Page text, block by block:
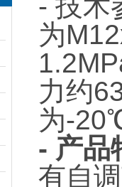
为
力约
为-
- 产品
有自